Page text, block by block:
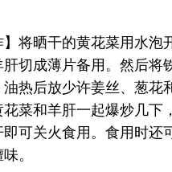
】将晒干的黄花菜用水泡
切成薄片备用。然后将
热后放少许姜丝、葱花
菜和羊肝一起爆炒几下
可关火食用。食用时还
。